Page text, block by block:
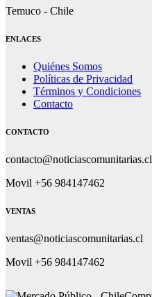
Temuco - Chile
ENLACES
Quiénes Somos
Políticas de Privacidad
Términos y Condiciones
Contacto
CONTACTO
contacto@noticiascomunitarias.cl
Movil +56 984147462
VENTAS
ventas@noticiascomunitarias.cl
Movil +56 984147462